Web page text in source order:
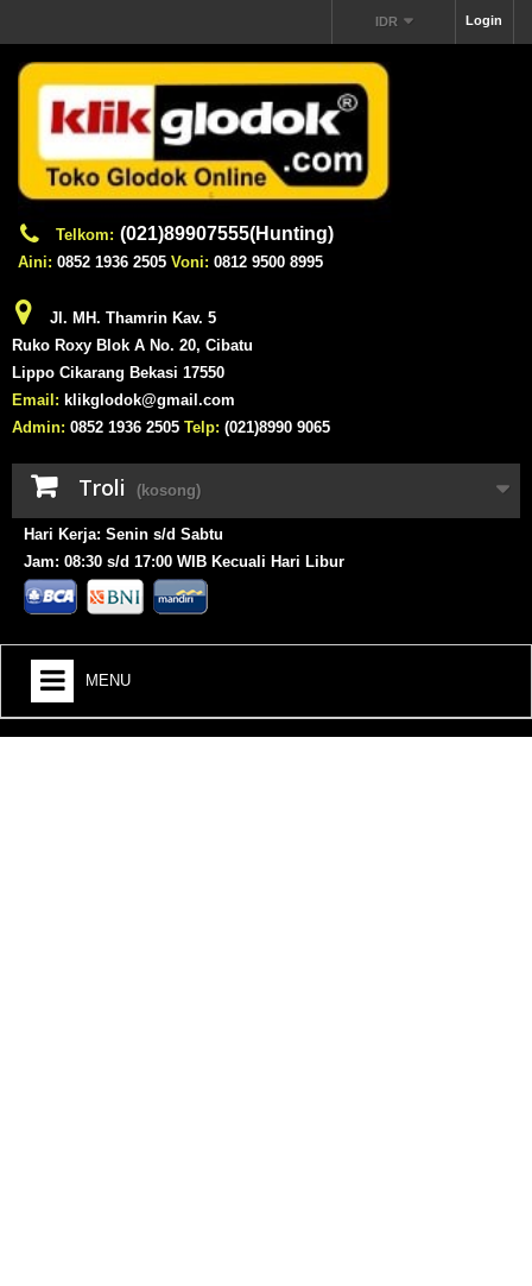
Login
IDR
Telkom: (021)89907555(Hunting)
Aini: 0852 1936 2505 Voni: 0812 9500 8995
Jl. MH. Thamrin Kav. 5
Ruko Roxy Blok A No. 20, Cibatu
Lippo Cikarang Bekasi 17550
Email: klikglodok@gmail.com
Admin: 0852 1936 2505 Telp: (021)8990 9065
Troli (kosong)
Hari Kerja: Senin s/d Sabtu
Jam: 08:30 s/d 17:00 WIB Kecuali Hari Libur
MENU